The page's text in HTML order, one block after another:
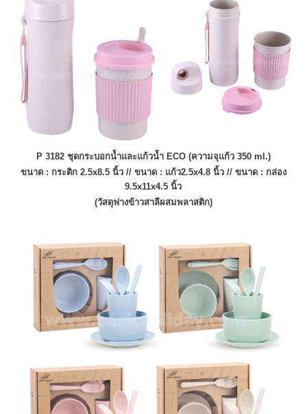
P 3182 ชุดกระบอกน้ำและแก้วน้ำ ECO (ความจุแก้ว 350 ml.)
ขนาด : กระติก 2.5x8.5 นิ้ว // ขนาด : แก้ว2.5x4.8 นิ้ว // ขนาด : กล่อง
9.5x11x4.5 นิ้ว
(วัสดุฟางข้าวสาลีผสมพลาสติก)